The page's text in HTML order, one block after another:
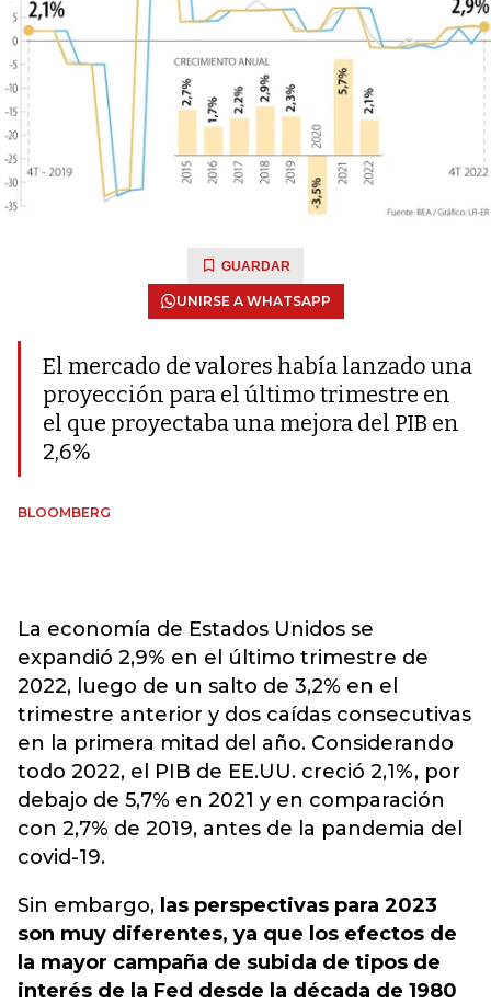
GUARDAR
UNIRSE A WHATSAPP
El mercado de valores había lanzado una
proyección para el último trimestre en
el que proyectaba una mejora del PIB en
2,6%
BLOOMBERG
La economía de Estados Unidos se
expandió 2,9% en el último trimestre de
2022, luego de un salto de 3,2% en el
trimestre anterior y dos caídas consecutivas
en la primera mitad del año. Considerando
todo 2022, el PIB de EE.UU. creció 2,1%, por
debajo de 5,7% en 2021 y en comparación
con 2,7% de 2019, antes de la pandemia del
covid-19.
Sin embargo, las perspectivas para 2023
son muy diferentes, ya que los efectos de
la mayor campaña de subida de tipos de
interés de la Fed desde la década de 1980